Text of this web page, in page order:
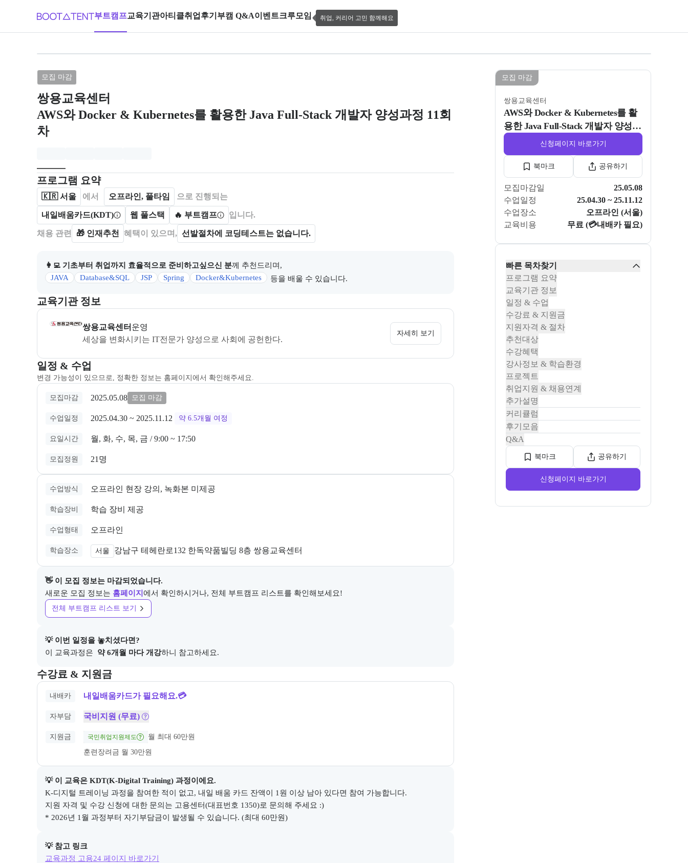
부트캠프교육기관아티클취업후기 부캠 Q&A이벤트크루모임 취업, 커리어 고민 함께해요
모든 사진 보기
모집 마감
쌍용교육센터
AWS와 Docker & Kubernetes를 활용한 Java Full-Stack 개발자 양성과정 11회
차
브랜드: 쌍용교육센터, 과정명: AWS와 Docker & Kubernetes를 활용한 Java Full-Stack 개발자 양성과정 11회차
모집개요
프로그램 요약
캠프를 운영하거나 참여하는 회사 정보를 카드 형태로 제공한다.
🇰🇷서울 에서 오프라인, 풀타임 으로 진행되는
내일배움카드(KDT) 웹 풀스택 🔥 부트캠프 입니다.
채용 관련 🎁 인재추천 혜택이 있으며, 선발절차에 코딩테스트는 없습니다.
👩‍💻 기초부터 취업까지 효율적으로 준비하고싶으신 분께 추천드리며,
JAVA
Database&SQL JSP Spring Docker&Kubernetes 등을 배울 수 있습니다.
이 섹션에서는 부트캠프를 운영하거나 주관하는 회사의 정보를 카드 형태로 안내한다.
교육기관 정보
쌍용교육센터은(는) 본 부트캠프의
쌍용교육센터 운영
세상을 변화시키는 IT전문가 양성으로 사회에 공헌한다.
자세히 보기
일정 & 수업
변경 가능성이 있으므로, 정확한 정보는 홈페이지에서 확인해주세요.
교육과정 일정과 모집 상태에 따른 안내를 제공한다.
모집마감 2025.05.08 모집 마감
수업일정 2025.04.30 ~ 2025.11.12 약 6.5개월 여정
요일시간 월, 화, 수, 목, 금 / 9:00 ~ 17:50
모집정원 21명
수업방식 오프라인 현장 강의, 녹화본 미제공
학습장비 학습 장비 제공
수업형태 오프라인
학습장소 서울 강남구 테헤란로132 한독약품빌딩 8층 쌍용교육센터
👋 이 모집 정보는 마감되었습니다.
새로운 모집 정보는 홈페이지 에서 확인하시거나, 전체 부트캠프 리스트를 확인해보세요!
전체 부트캠프 리스트 보기
💡 이번 일정을 놓치셨다면?
이 교육과정은
약 6개월 마다 개강하니 참고하세요.
수강료 & 지원금
교육과정의 비용 및 결제 관련 정보를 안내한다. 필요 시 정부지원 과정 안내와 고용24 참고 링크를 함께 제공한다.
내배카 내일배움카드가 필요해요.💳
자부담 국비지원 (무료)
지원금 국민취업지원제도
월 최대 60만원
훈련장려금 월 30만원
💡 이 교육은 KDT(K-Digital Training) 과정이에요.
K-디지털 트레이닝 과정을 참여한 적이 없고, 내일 배움 카드 잔액이 1원 이상 남아 있다면 참여 가능합니다.
지원 자격 및 수강 신청에 대한 문의는 고용센터(대표번호 1350)로 문의해 주세요 :)
* 2026년 1월 과정부터 자기부담금이 발생될 수 있습니다. (최대 60만원)
💡 참고 링크
교육과정 고용24 페이지 바로가기
모집 마감
쌍용교육센터
AWS와 Docker & Kubernetes를 활
용한 Java Full-Stack 개발자 양성과
정 11회차 신청페이지 바로가기
북마크 공유하기
모집마감일
25.05.08
수업일정
25.04.30 ~ 25.11.12
수업장소
오프라인 (서울)
교육비용
무료 (💳내배카 필요)
빠른 목차찾기
프로그램 요약
교육기관 정보
일정 & 수업
수강료 & 지원금
지원자격 & 절차
추천대상
수강혜택
강사정보 & 학습환경
프로젝트
취업지원 & 채용연계
추가설명
커리큘럼
후기모음
Q&A
신청페이지 바로가기
북마크 공유하기